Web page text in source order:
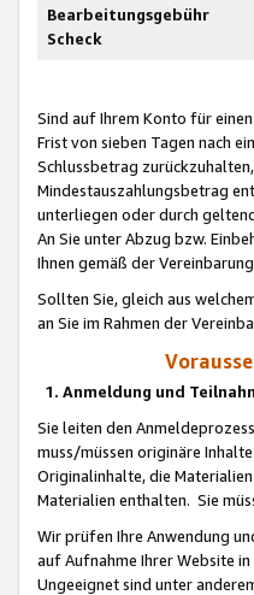
Bearbeitungsgebühr
Scheck
Sind auf Ihrem Konto für
Frist von sieben Tagen nach
Schlussbetrag
Mindestauszahlungsbetrag
unterliegen oder durch
An Sie unter Abzug bzw.
Ihnen gemäß der
Sollten Sie, gleich aus
an Sie im Rahmen der
1. Anmeldung und
Sie leiten den
muss/müssen originäre
Originalinhalte, die
Materialien enthalten. Sie
Wir prüfen Ihre Anwendung
auf Aufnahme Ihrer Website
Ungeeignet sind unter